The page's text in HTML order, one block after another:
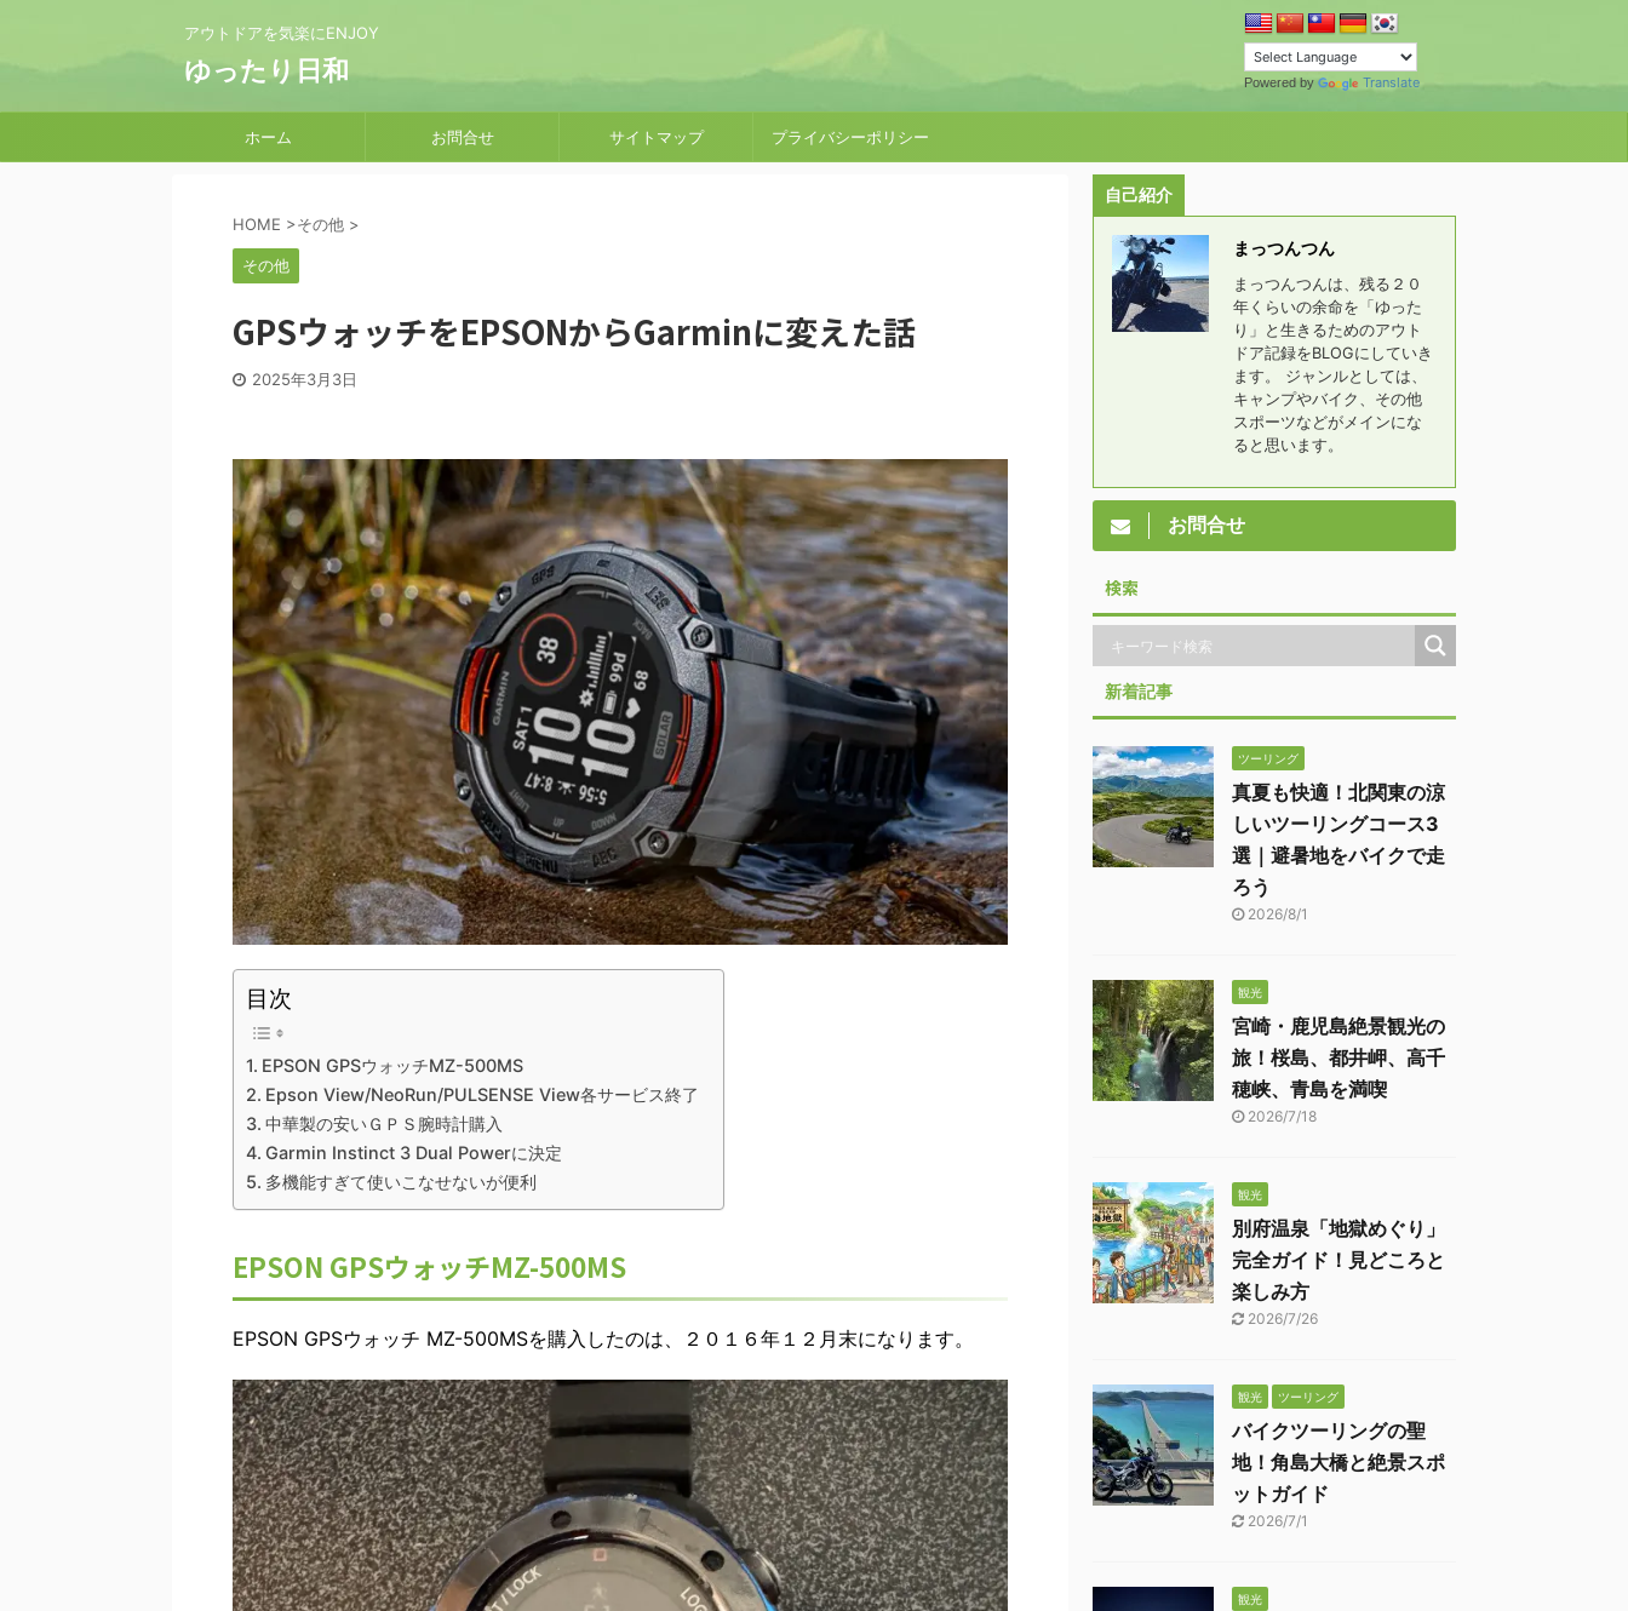
アウトドアを気楽にENJOY
ゆったり日和 Powered by Translate
ホーム お問合せ サイトマップ プライバシーポリシー
HOME >その他 >
その他
GPSウォッチをEPSONからGarminに変えた話
2025年3月3日
目次
EPSON GPSウォッチMZ-500MS
Epson View/NeoRun/PULSENSE View各サービス終了
中華製の安いＧＰＳ腕時計購入
Garmin Instinct 3 Dual Powerに決定
多機能すぎて使いこなせないが便利
EPSON GPSウォッチMZ-500MS
EPSON GPSウォッチ MZ-500MSを購入したのは、２０１６年１２月末になります。
自己紹介
まっつんつん
まっつんつんは、残る２０
年くらいの余命を「ゆった
り」と生きるためのアウト
ドア記録をBLOGにしていき
ます。 ジャンルとしては、
キャンプやバイク、その他
スポーツなどがメインにな
ると思います。
お問合せ
検索
新着記事
ツーリング
真夏も快適！北関東の涼
しいツーリングコース3
選｜避暑地をバイクで走
ろう
2026/8/1
観光
宮崎・鹿児島絶景観光の
旅！桜島、都井岬、高千
穂峡、青島を満喫
2026/7/18
観光
別府温泉「地獄めぐり」
完全ガイド！見どころと
楽しみ方
2026/7/26
観光 ツーリング
バイクツーリングの聖
地！角島大橋と絶景スポ
ットガイド
2026/7/1
観光